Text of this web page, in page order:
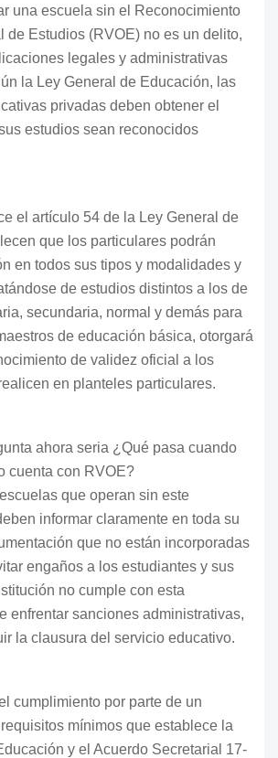
una escuela sin el Reconocimiento
de Estudios (RVOE) no es un delito,
legales y administrativas
la Ley General de Educación, las
privadas deben obtener el
estudios sean reconocidos
el artículo 54 de la Ley General de
que los particulares podrán
en todos sus tipos y modalidades y
de estudios distintos a los de
secundaria, normal y demás para
de educación básica, otorgará
de validez oficial a los
en planteles particulares.
ahora seria ¿Qué pasa cuando
cuenta con RVOE?
que operan sin este
informar claramente en toda su
que no están incorporadas
engaños a los estudiantes y sus
no cumple con esta
enfrentar sanciones administrativas,
la clausura del servicio educativo.
cumplimiento por parte de un
mínimos que establece la
y el Acuerdo Secretarial 17-